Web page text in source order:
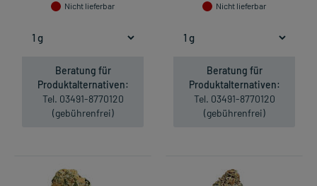
Nicht lieferbar
Beratung für
Produktalternativen:
Tel. 03491-8770120
(gebührenfrei)
Nicht lieferbar
Beratung für
Produktalternativen:
Tel. 03491-8770120
(gebührenfrei)